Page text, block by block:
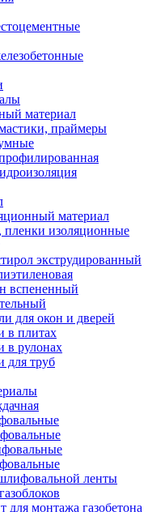
материал
праймеры
материал
изоляционные
экструдированный
вспененный
для окон и дверей
в плитах
в рулонах
для труб
ленты
для монтажа газобетона